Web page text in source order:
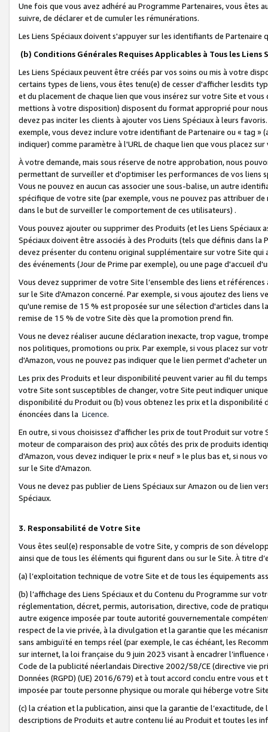
Une fois que vous avez adhéré au Programme Partenaires, vous êtes
suivre, de déclarer et de cumuler les rémunérations.
Les Liens Spéciaux doivent s'appuyer sur les identifiants de Partenaire
(b) Conditions Générales Requises Applicables à Tous les Liens
Les Liens Spéciaux peuvent être créés par vos soins ou mis à votre
certains types de liens, vous êtes tenu(e) de cesser d'afficher lesdits
et du placement de chaque lien que vous insérez sur votre Site et
mettions à votre disposition) disposent du format approprié pour
devez pas inciter les clients à ajouter vos Liens Spéciaux à leurs
exemple, vous devez inclure votre identifiant de Partenaire ou « tag
indiquer) comme paramètre à l'URL de chaque lien que vous placez
À votre demande, mais sous réserve de notre approbation, nous
permettant de surveiller et d'optimiser les performances de vos liens
Vous ne pouvez en aucun cas associer une sous-balise, un autre
spécifique de votre site (par exemple, vous ne pouvez pas attribuer
dans le but de surveiller le comportement de ces utilisateurs) .
Vous pouvez ajouter ou supprimer des Produits (et les Liens
Spéciaux doivent être associés à des Produits (tels que définis dans
devez présenter du contenu original supplémentaire sur votre Site qui
des événements (Jour de Prime par exemple), ou une page d'accueil
Vous devez supprimer de votre Site l’ensemble des liens et
sur le Site d'Amazon concerné. Par exemple, si vous ajoutez des
qu'une remise de 15 % est proposée sur une sélection d'articles
remise de 15 % de votre Site dès que la promotion prend fin.
Vous ne devez réaliser aucune déclaration inexacte, trop vague,
nos politiques, promotions ou prix. Par exemple, si vous placez sur
d'Amazon, vous ne pouvez pas indiquer que le lien permet d'acheter
Les prix des Produits et leur disponibilité peuvent varier au fil du
votre Site sont susceptibles de changer, votre Site peut indiquer
disponibilité du Produit ou (b) vous obtenez les prix et la disponibilité
énoncées dans la Licence.
En outre, si vous choisissez d'afficher les prix de tout Produit sur
moteur de comparaison des prix) aux côtés des prix de produits
d'Amazon, vous devez indiquer le prix « neuf » le plus bas et, si nous
sur le Site d'Amazon.
Vous ne devez pas publier de Liens Spéciaux sur Amazon ou de lien
Spéciaux.
3. Responsabilité de Votre Site
Vous êtes seul(e) responsable de votre Site, y compris de son
ainsi que de tous les éléments qui figurent dans ou sur le Site. À titre
(a) l’exploitation technique de votre Site et de tous les équipements
(b) l’affichage des Liens Spéciaux et du Contenu du Programme sur
réglementation, décret, permis, autorisation, directive, code de
autre exigence imposée par toute autorité gouvernementale
respect de la vie privée, à la divulgation et la garantie que les
sans ambiguïté en temps réel (par exemple, le cas échéant, les
sur internet, la loi française du 9 juin 2023 visant à encadrer
Code de la publicité néerlandais Directive 2002/58/CE (directive vie
Données (RGPD) (UE) 2016/679) et à tout accord conclu entre vous
imposée par toute personne physique ou morale qui héberge votre
(c) la création et la publication, ainsi que la garantie de l’exactitude,
descriptions de Produits et autre contenu lié au Produit et toutes les